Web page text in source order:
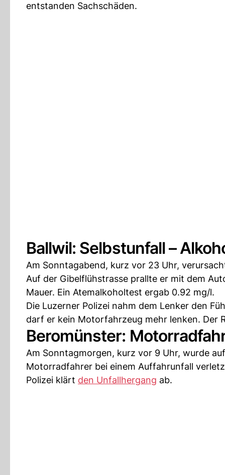
entstanden Sachschäden.
Ballwil: Selbstunfall –
Am Sonntagabend, kurz vor 23 Uhr,
Auf der Gibelflühstrasse prallte er mit dem
Mauer. Ein Atemalkoholtest ergab 0.92 mg/l.
Die Luzerner Polizei nahm dem Lenker den
darf er kein Motorfahrzeug mehr lenken. Der
Beromünster:
Am Sonntagmorgen, kurz vor 9 Uhr, wurde
Motorradfahrer bei einem Auffahrunfall
Polizei klärt den Unfallhergang ab.